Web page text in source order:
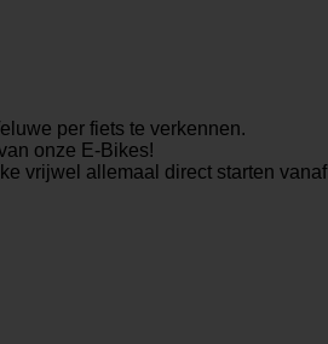
per fiets te verkennen.
onze E-Bikes!
vrijwel allemaal direct starten